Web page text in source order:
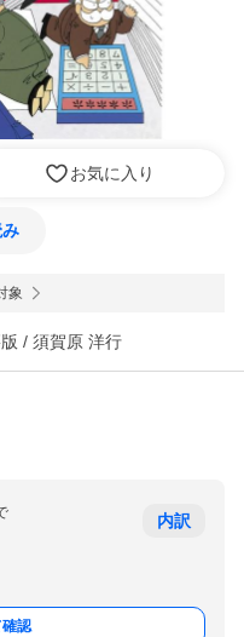
お気に入り
象
/ 須賀原 洋行
内訳
確認